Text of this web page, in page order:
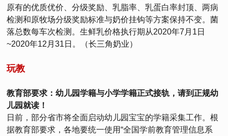
原有的优质优价、分级奖励、乳脂率、乳蛋白率封顶、两病
检测和原牧场分级奖励标准与奶价挂钩等方案保持不变。菌
落总数每车次检测。生鲜乳价格执行期从2020年7月1日
~2020年12月31日。（长三角奶业）
玩教
教育部要求：幼儿园学籍与小学学籍正式接轨，请到正规幼
儿园就读！
日前，部分省市将全面启动幼儿园宝宝的学籍采集工作。根
据教育部要求，各地要统一使用“全国学前教育管理信息系